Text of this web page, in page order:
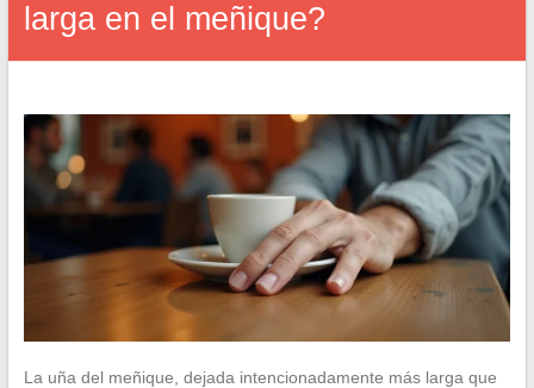
larga en el meñique?
La uña del meñique, dejada intencionadamente más larga que